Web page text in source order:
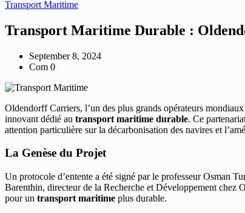
Transport Maritime
Transport Maritime Durable :
September 8, 2024
Com 0
Oldendorff Carriers, l’un des plus grands opérateurs
innovant dédié au transport maritime durable. Ce
attention particulière sur la décarbonisation des navires et
La Genèse du Projet
Un protocole d’entente a été signé par le professeur Osman
Barenthin, directeur de la Recherche et Développement chez
pour un transport maritime plus durable.